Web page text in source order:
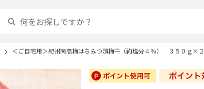
＜ご自宅用＞紀州南高梅はちみつ漬梅干（約塩分４％） ３５０ｇ×２